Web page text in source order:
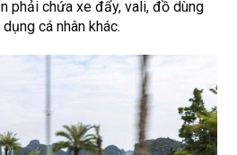
phải chứa xe đẩy, vali, đồ dùng
cá nhân khác.